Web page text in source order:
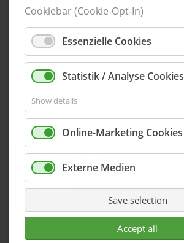
on-wall mounted
corner beads
stainless steel
Cookiebar (Cookie-Opt-In)
Essenzielle Cookies
Statistik / Analyse Cookies
Show details
Online-Marketing Cookies
Externe Medien
Save selection
Accept all